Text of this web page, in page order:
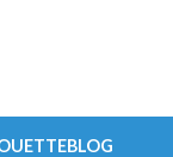
BLOG